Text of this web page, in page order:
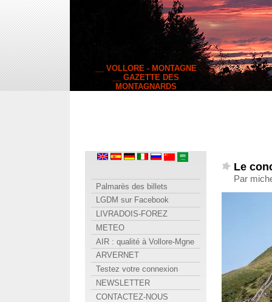
__ VOLLORE - MONTAGNE
__ GAZETTE DES
MONTAGNARDS
Le
Par
Palmarès des billets
LGDM sur Facebook
LIVRADOIS-FOREZ
METEO
AIR : qualité à Vollore-Mgne
ARVERNET
Testez votre connexion
NEWSLETTER
CONTACTEZ-NOUS